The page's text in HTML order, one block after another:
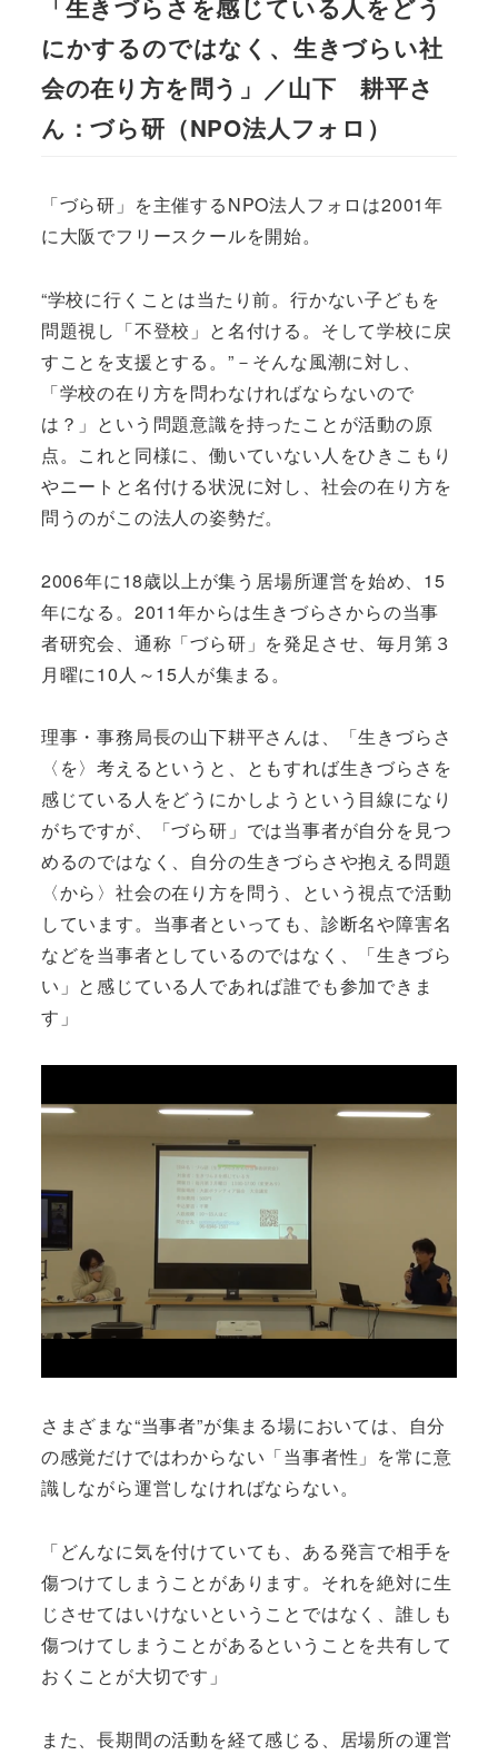
「生きづらさを感じている人をどう
にかするのではなく、生きづらい社
会の在り方を問う」／山下 耕平さ
ん：づら研（NPO法人フォロ）
「づら研」を主催するNPO法人フォロは2001年
に大阪でフリースクールを開始。
“学校に行くことは当たり前。行かない子どもを
問題視し「不登校」と名付ける。そして学校に戻
すことを支援とする。”－そんな風潮に対し、
「学校の在り方を問わなければならないので
は？」という問題意識を持ったことが活動の原
点。これと同様に、働いていない人をひきこもり
やニートと名付ける状況に対し、社会の在り方を
問うのがこの法人の姿勢だ。
2006年に18歳以上が集う居場所運営を始め、15
年になる。2011年からは生きづらさからの当事
者研究会、通称「づら研」を発足させ、毎月第３
月曜に10人～15人が集まる。
理事・事務局長の山下耕平さんは、「生きづらさ
〈を〉考えるというと、ともすれば生きづらさを
感じている人をどうにかしようという目線になり
がちですが、「づら研」では当事者が自分を見つ
めるのではなく、自分の生きづらさや抱える問題
〈から〉社会の在り方を問う、という視点で活動
しています。当事者といっても、診断名や障害名
などを当事者としているのではなく、「生きづら
い」と感じている人であれば誰でも参加できま
す」
さまざまな“当事者”が集まる場においては、自分
の感覚だけではわからない「当事者性」を常に意
識しながら運営しなければならない。
「どんなに気を付けていても、ある発言で相手を
傷つけてしまうことがあります。それを絶対に生
じさせてはいけないということではなく、誰しも
傷つけてしまうことがあるということを共有して
おくことが大切です」
また、長期間の活動を経て感じる、居場所の運営